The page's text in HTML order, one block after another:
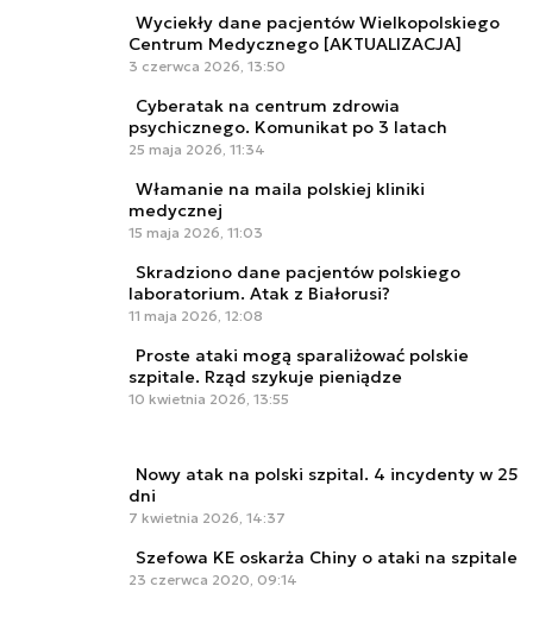
Wyciekły dane pacjentów Wielkopolskiego
Centrum Medycznego [AKTUALIZACJA]
3 czerwca 2026, 13:50
Cyberatak na centrum zdrowia
psychicznego. Komunikat po 3 latach
25 maja 2026, 11:34
Włamanie na maila polskiej kliniki
medycznej
15 maja 2026, 11:03
Skradziono dane pacjentów polskiego
laboratorium. Atak z Białorusi?
11 maja 2026, 12:08
Proste ataki mogą sparaliżować polskie
szpitale. Rząd szykuje pieniądze
10 kwietnia 2026, 13:55
Nowy atak na polski szpital. 4 incydenty w 25
dni
7 kwietnia 2026, 14:37
Szefowa KE oskarża Chiny o ataki na szpitale
23 czerwca 2020, 09:14